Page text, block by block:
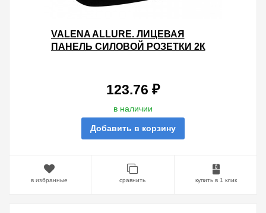
VALENA ALLURE. ЛИЦЕВАЯ
ПАНЕЛЬ СИЛОВОЙ РОЗЕТКИ 2К
123.76 ₽
в наличии
Добавить в корзину
в избранные сравнить купить в 1 клик